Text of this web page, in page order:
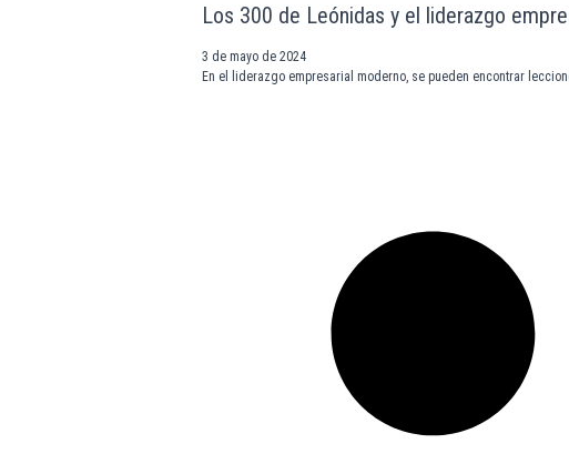
Los 300 de Leónidas y el liderazgo
3 de mayo de 2024
En el liderazgo empresarial moderno, se pueden encontrar